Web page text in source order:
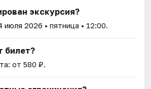
экскурсия?
июля 2026 • пятница • 12:00.
билет?
от 580 ₽.